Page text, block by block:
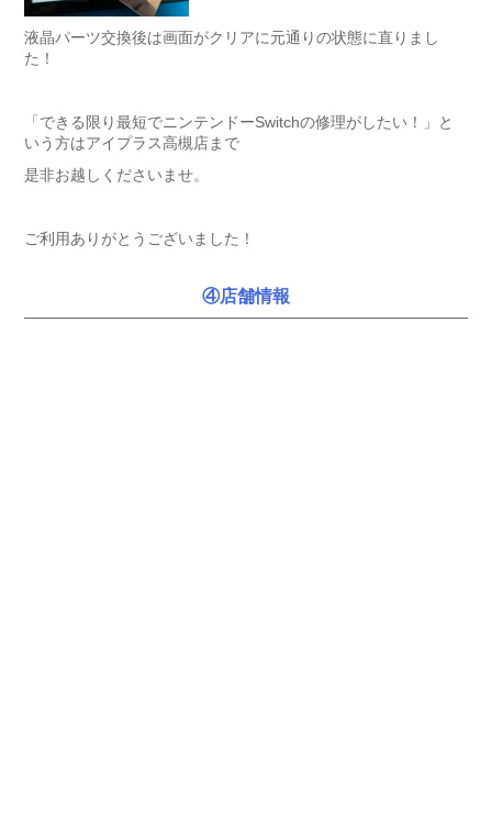
液晶パーツ交換後は画面がクリアに元通りの状態に直りまし
た！
「できる限り最短でニンテンドーSwitchの修理がしたい！」と
いう方はアイプラス高槻店まで
是非お越しくださいませ。
ご利用ありがとうございました！
④店舗情報